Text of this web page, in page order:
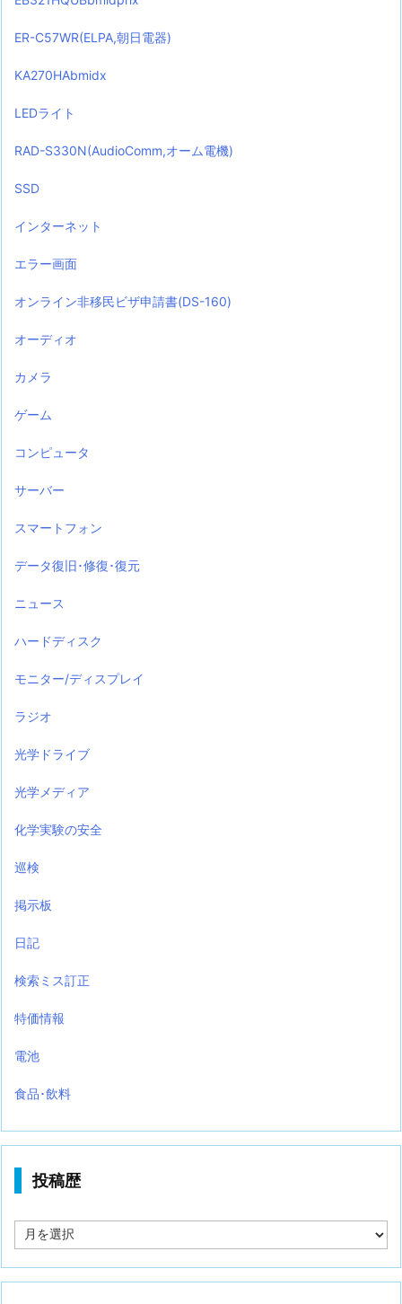
ER-C57WR(ELPA,朝日電器)
KA270HAbmidx
LEDライト
RAD-S330N(AudioComm,オーム電機)
SSD
インターネット
エラー画面
オンライン非移民ビザ申請書(DS-160)
オーディオ
カメラ
ゲーム
コンピュータ
サーバー
スマートフォン
データ復旧･修復･復元
ニュース
ハードディスク
モニター/ディスプレイ
ラジオ
光学ドライブ
光学メディア
化学実験の安全
巡検
掲示板
日記
検索ミス訂正
特価情報
電池
食品･飲料
投稿歴
稿